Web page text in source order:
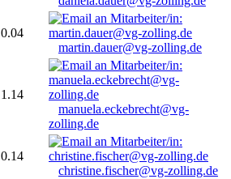
0.04
martin.dauer@vg-zolling.de
1.14
manuela.eckebrecht@vg-
zolling.de
0.14
christine.fischer@vg-zolling.de